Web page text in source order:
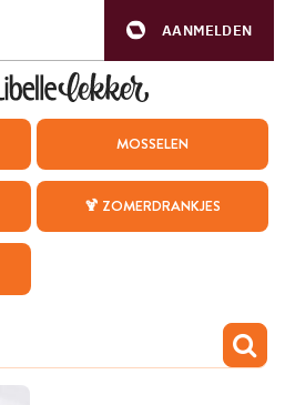
AANMELDEN
MOSSELEN
🍹 ZOMERDRANKJES